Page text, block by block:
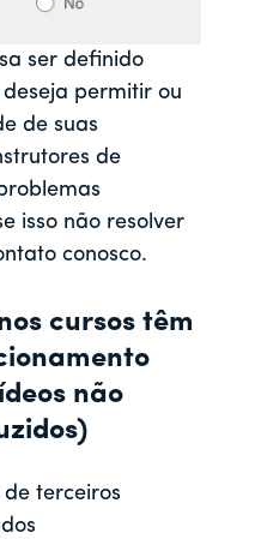
ser definido
permitir ou
de suas
de
isso não resolver
conosco.
cursos têm
não
terceiros